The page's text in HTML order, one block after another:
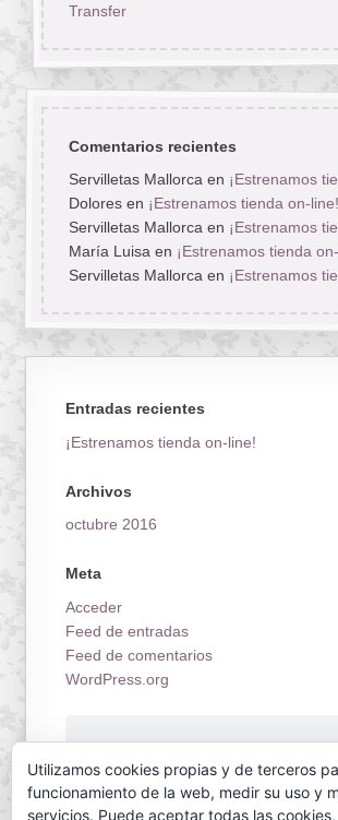
Transfer
Comentarios recientes
Servilletas Mallorcaen ¡Estrenamos
Doloresen ¡Estrenamos tienda on-line!
Servilletas Mallorcaen ¡Estrenamos
María Luisaen ¡Estrenamos tienda
Servilletas Mallorcaen ¡Estrenamos
Entradas recientes
¡Estrenamos tienda on-line!
Archivos
octubre 2016
Meta
Acceder
Feed de entradas
Feed de comentarios
WordPress.org
Utilizamos cookies propias y de terceros
funcionamiento de la web, medir su uso y
servicios. Puede aceptar todas las